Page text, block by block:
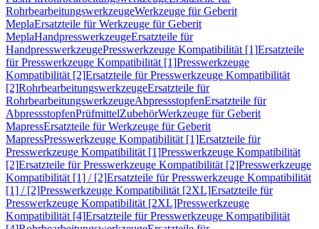
RohrbearbeitungswerkzeugeWerkzeuge für Geberit
MeplaErsatzteile für Werkzeuge für Geberit
MeplaHandpresswerkzeugeErsatzteile für
HandpresswerkzeugePresswerkzeuge Kompatibilität [1]Ersatzteile
für Presswerkzeuge Kompatibilität [1]Presswerkzeuge
Kompatibilität [2]Ersatzteile für Presswerkzeuge Kompatibilität
[2]RohrbearbeitungswerkzeugeErsatzteile für
RohrbearbeitungswerkzeugeAbpressstopfenErsatzteile für
AbpressstopfenPrüfmittelZubehörWerkzeuge für Geberit
MapressErsatzteile für Werkzeuge für Geberit
MapressPresswerkzeuge Kompatibilität [1]Ersatzteile für
Presswerkzeuge Kompatibilität [1]Presswerkzeuge Kompatibilität
[2]Ersatzteile für Presswerkzeuge Kompatibilität [2]Presswerkzeuge
Kompatibilität [1] / [2]Ersatzteile für Presswerkzeuge Kompatibilität
[1] / [2]Presswerkzeuge Kompatibilität [2XL]Ersatzteile für
Presswerkzeuge Kompatibilität [2XL]Presswerkzeuge
Kompatibilität [4]Ersatzteile für Presswerkzeuge Kompatibilität